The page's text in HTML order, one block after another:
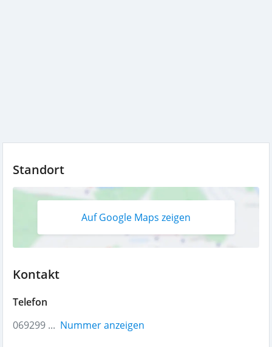
Standort
Auf Google Maps zeigen
Kontakt
Telefon
069299 ... Nummer anzeigen